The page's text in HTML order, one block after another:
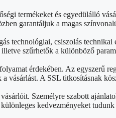
termékeket és egyedülálló
garantáljuk a magas
technológiai, csiszolás
szűrhetők a különböző
érdekében. Az egyszerű
vásárlást. A SSL titkosításnak
Személyre szabott
kedvezményeket